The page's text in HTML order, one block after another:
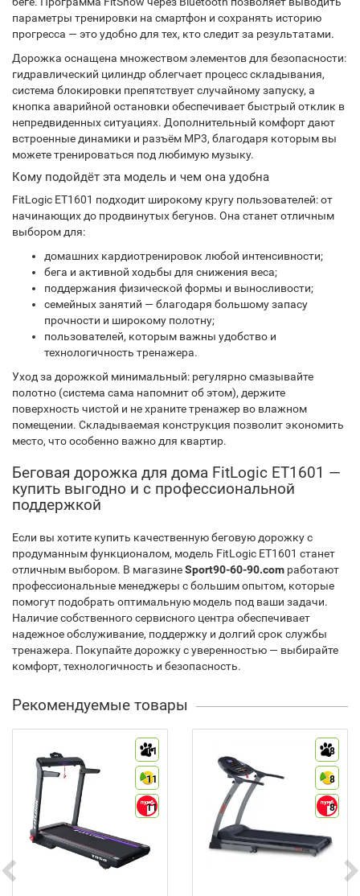
параметры тренировки на смартфон и сохранять историю
прогресса — это удобно для тех, кто следит за результатами.
Дорожка оснащена множеством элементов для безопасности:
гидравлический цилиндр облегчает процесс складывания,
система блокировки препятствует случайному запуску, а
кнопка аварийной остановки обеспечивает быстрый отклик в
непредвиденных ситуациях. Дополнительный комфорт дают
встроенные динамики и разъём MP3, благодаря которым вы
можете тренироваться под любимую музыку.
Кому подойдёт эта модель и чем она удобна
FitLogic ET1601 подходит широкому кругу пользователей: от
начинающих до продвинутых бегунов. Она станет отличным
выбором для:
домашних кардиотренировок любой интенсивности;
бега и активной ходьбы для снижения веса;
поддержания физической формы и выносливости;
семейных занятий — благодаря большому запасу
прочности и широкому полотну;
пользователей, которым важны удобство и
технологичность тренажера.
Уход за дорожкой минимальный: регулярно смазывайте
полотно (система сама напомнит об этом), держите
поверхность чистой и не храните тренажер во влажном
помещении. Складываемая конструкция позволит экономить
место, что особенно важно для квартир.
Беговая дорожка для дома FitLogic ET1601 —
купить выгодно и с профессиональной
поддержкой
Если вы хотите купить качественную беговую дорожку с
продуманным функционалом, модель FitLogic ET1601 станет
отличным выбором. В магазинеSport90-60-90.com работают
профессиональные менеджеры с большим опытом, которые
помогут подобрать оптимальную модель под ваши задачи.
Наличие собственного сервисного центра обеспечивает
надежное обслуживание, поддержку и долгий срок службы
тренажера. Покупайте дорожку с уверенностью — выбирайте
комфорт, технологичность и безопасность.
Рекомендуемые товары
11
11
11
8
8
8